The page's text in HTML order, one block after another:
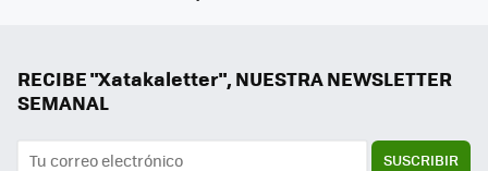
RECIBE "Xatakaletter", NUESTRA NEWSLETTER
SEMANAL
SUSCRIBIR